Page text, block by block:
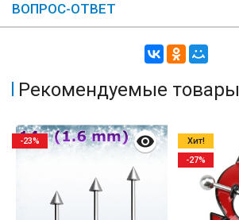
ВОПРОС-ОТВЕТ
Рекомендуемые товары
-23%
Хит!
-27%